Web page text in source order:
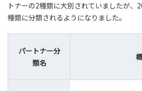
トナーの2種類に大別されていましたが、
種類に分類されるようになりました。
パートナー分
類名